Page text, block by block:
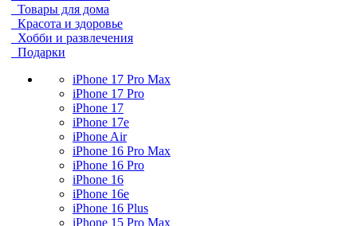
Товары для дома
Красота и здоровье
Хобби и развлечения
Подарки
iPhone 17 Pro Max
iPhone 17 Pro
iPhone 17
iPhone 17e
iPhone Air
iPhone 16 Pro Max
iPhone 16 Pro
iPhone 16
iPhone 16e
iPhone 16 Plus
iPhone 15 Pro Max